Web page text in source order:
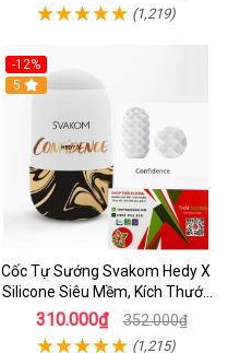
(1,219)
-12%
5
Cốc Tự Sướng Svakom Hedy X
Silicone Siêu Mềm, Kích Thước
Nhỏ Gọn, Dễ Vệ Sinh
310.000₫ 352.000₫
(1,215)